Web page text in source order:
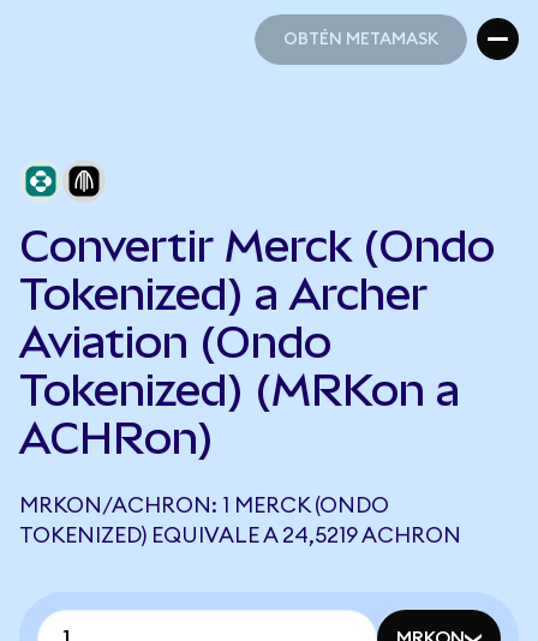
OBTÉN METAMASK
Convertir Merck (Ondo
Tokenized) a Archer
Aviation (Ondo
Tokenized) (MRKon a
ACHRon)
MRKON/ACHRON: 1 MERCK (ONDO
TOKENIZED) EQUIVALE A 24,5219 ACHRON